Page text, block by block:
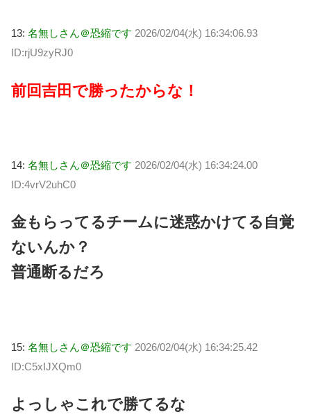
13: 名無しさん＠恐縮です 2026/02/04(水) 16:34:06.93
ID:rjU9zyRJ0
前回吉田で勝ったからな！
14: 名無しさん＠恐縮です 2026/02/04(水) 16:34:24.00
ID:4vrV2uhC0
金もらってるチームに迷惑かけてる自覚
ないんか？
普通断るだろ
15: 名無しさん＠恐縮です 2026/02/04(水) 16:34:25.42
ID:C5xIJXQm0
よっしゃこれで勝てるな